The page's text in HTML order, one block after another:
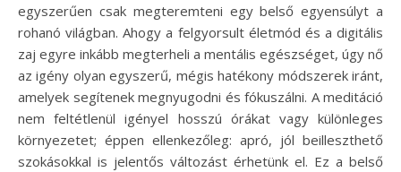
egyszerűen csak megteremteni egy belső egyensúlyt a
rohanó világban. Ahogy a felgyorsult életmód és a digitális
zaj egyre inkább megterheli a mentális egészséget, úgy nő
az igény olyan egyszerű, mégis hatékony módszerek iránt,
amelyek segítenek megnyugodni és fókuszálni. A meditáció
nem feltétlenül igényel hosszú órákat vagy különleges
környezetet; éppen ellenkezőleg: apró, jól beilleszthető
szokásokkal is jelentős változást érhetünk el. Ez a belső